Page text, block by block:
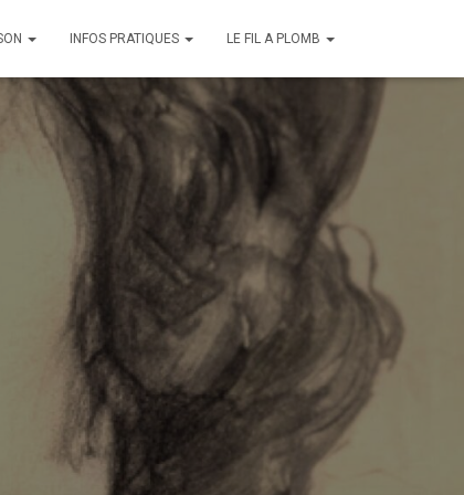
INFOS PRATIQUES LE FIL A PLOMB
26